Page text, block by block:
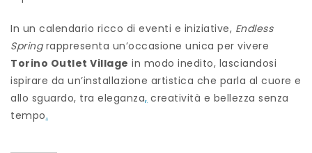
In un calendario ricco di eventi e iniziative, Endless
Springrappresenta un’occasione unica per vivere
Torino Outlet Village in modo inedito, lasciandosi
ispirare da un’installazione artistica che parla al cuore e
allo sguardo, tra eleganza, creatività e bellezza senza
tempo.